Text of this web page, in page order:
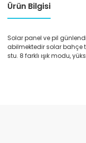
Ürün Bilgisi
Solar panel ve pil
abilmektedir solar bahçe
stu. 8 farklı ışık modu,
Ürün resmi kalitesiz,